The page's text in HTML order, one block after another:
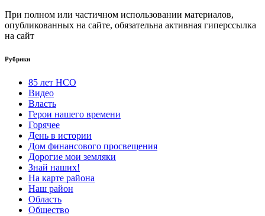
При полном или частичном использовании материалов,
опубликованных на сайте, обязательна активная гиперссылка
на сайт
Рубрики
85 лет НСО
Видео
Власть
Герои нашего времени
Горячее
День в истории
Дом финансового просвещения
Дорогие мои земляки
Знай наших!
На карте района
Наш район
Область
Общество